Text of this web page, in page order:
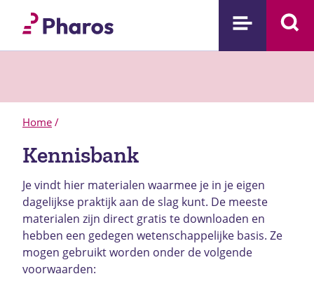
Home /
Kennisbank
Je vindt hier materialen waarmee je in je eigen
dagelijkse praktijk aan de slag kunt. De meeste
materialen zijn direct gratis te downloaden en
hebben een gedegen wetenschappelijke basis. Ze
mogen gebruikt worden onder de volgende
voorwaarden: